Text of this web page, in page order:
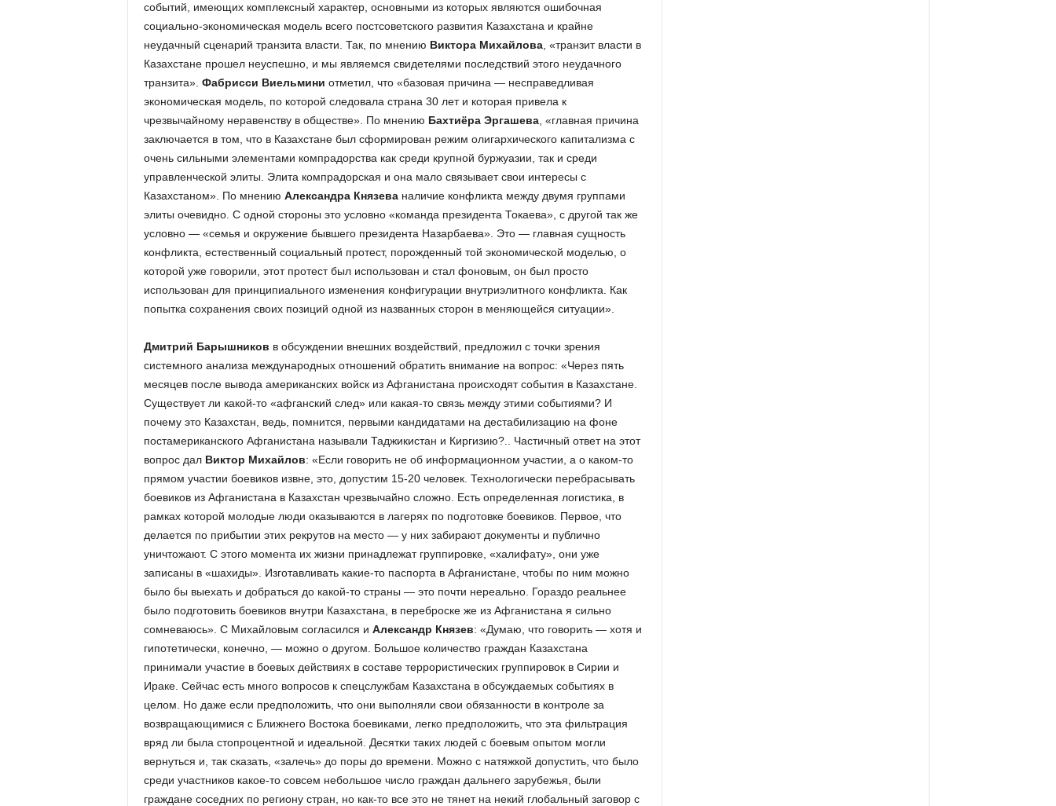
событий, имеющих комплексный характер, основными из которых являются ошибочная
социально-экономическая модель всего постсоветского развития Казахстана и крайне
неудачный сценарий транзита власти. Так, по мнению Виктора Михайлова, «транзит власти в
Казахстане прошел неуспешно, и мы являемся свидетелями последствий этого неудачного
транзита». Фабрисси Виельмини отметил, что «базовая причина — несправедливая
экономическая модель, по которой следовала страна 30 лет и которая привела к
чрезвычайному неравенству в обществе». По мнению Бахтиёра Эргашева, «главная причина
заключается в том, что в Казахстане был сформирован режим олигархического капитализма с
очень сильными элементами компрадорства как среди крупной буржуазии, так и среди
управленческой элиты. Элита компрадорская и она мало связывает свои интересы с
Казахстаном». По мнению Александра Князеваналичие конфликта между двумя группами
элиты очевидно. С одной стороны это условно «команда президента Токаева», с другой так же
условно — «семья и окружение бывшего президента Назарбаева». Это — главная сущность
конфликта, естественный социальный протест, порожденный той экономической моделью, о
которой уже говорили, этот протест был использован и стал фоновым, он был просто
использован для принципиального изменения конфигурации внутриэлитного конфликта. Как
попытка сохранения своих позиций одной из названных сторон в меняющейся ситуации».
Дмитрий Барышников в обсуждении внешних воздействий, предложил с точки зрения
системного анализа международных отношений обратить внимание на вопрос: «Через пять
месяцев после вывода американских войск из Афганистана происходят события в Казахстане.
Существует ли какой-то «афганский след» или какая-то связь между этими событиями? И
почему это Казахстан, ведь, помнится, первыми кандидатами на дестабилизацию на фоне
постамериканского Афганистана называли Таджикистан и Киргизию?.. Частичный ответ на этот
вопрос дал Виктор Михайлов: «Если говорить не об информационном участии, а о каком-то
прямом участии боевиков извне, это, допустим 15-20 человек. Технологически перебрасывать
боевиков из Афганистана в Казахстан чрезвычайно сложно. Есть определенная логистика, в
рамках которой молодые люди оказываются в лагерях по подготовке боевиков. Первое, что
делается по прибытии этих рекрутов на место — у них забирают документы и публично
уничтожают. С этого момента их жизни принадлежат группировке, «халифату», они уже
записаны в «шахиды». Изготавливать какие-то паспорта в Афганистане, чтобы по ним можно
было бы выехать и добраться до какой-то страны — это почти нереально. Гораздо реальнее
было подготовить боевиков внутри Казахстана, в переброске же из Афганистана я сильно
сомневаюсь». С Михайловым согласился и Александр Князев: «Думаю, что говорить — хотя и
гипотетически, конечно, — можно о другом. Большое количество граждан Казахстана
принимали участие в боевых действиях в составе террористических группировок в Сирии и
Ираке. Сейчас есть много вопросов к спецслужбам Казахстана в обсуждаемых событиях в
целом. Но даже если предположить, что они выполняли свои обязанности в контроле за
возвращающимися с Ближнего Востока боевиками, легко предположить, что эта фильтрация
вряд ли была стопроцентной и идеальной. Десятки таких людей с боевым опытом могли
вернуться и, так сказать, «залечь» до поры до времени. Можно с натяжкой допустить, что было
среди участников какое-то совсем небольшое число граждан дальнего зарубежья, были
граждане соседних по региону стран, но как-то все это не тянет на некий глобальный заговор с